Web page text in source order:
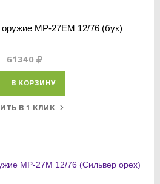
оружие МР-27ЕМ 12/76 (бук)
61340
В КОРЗИНУ
В 1 КЛИК